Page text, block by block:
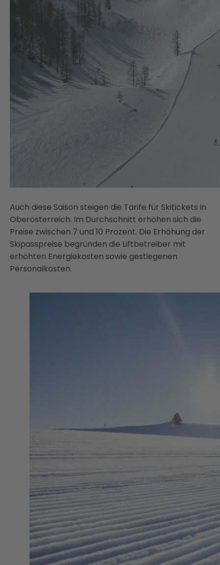
Auch diese Saison steigen die Tarife für Skitickets in
Oberösterreich. Im Durchschnitt erhöhen sich die
Preise zwischen 7 und 10 Prozent. Die Erhöhung der
Skipasspreise begründen die Liftbetreiber mit
erhöhten Energiekosten sowie gestiegenen
Personalkosten.